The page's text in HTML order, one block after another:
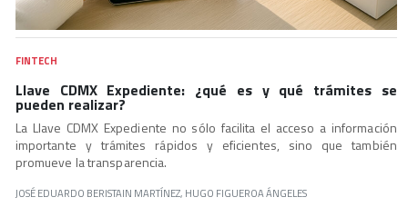
FINTECH
Llave CDMX Expediente: ¿qué es y qué trámites se
pueden realizar?
La Llave CDMX Expediente no sólo facilita el acceso a información
importante y trámites rápidos y eficientes, sino que también
promueve la transparencia.
JOSÉ EDUARDO BERISTAIN MARTÍNEZ, HUGO FIGUEROA ÁNGELES